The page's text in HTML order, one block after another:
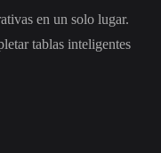
en un solo lugar.
tablas inteligentes